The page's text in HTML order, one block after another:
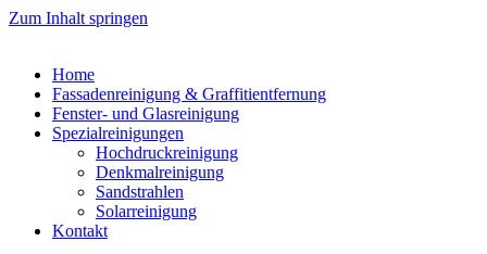
Zum Inhalt springen
Home
Fassadenreinigung & Graffitientfernung
Fenster- und Glasreinigung
Spezialreinigungen
Hochdruckreinigung
Denkmalreinigung
Sandstrahlen
Solarreinigung
Kontakt